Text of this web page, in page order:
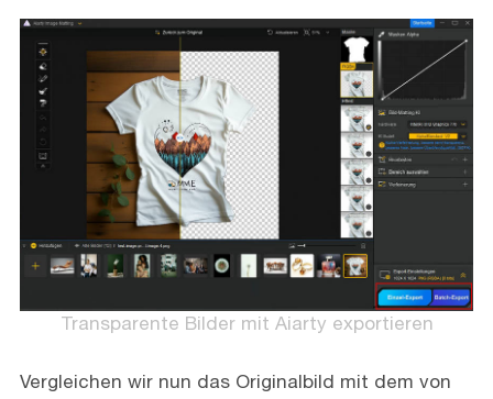
Transparente Bilder mit Aiarty exportieren
Vergleichen wir nun das Originalbild mit dem von